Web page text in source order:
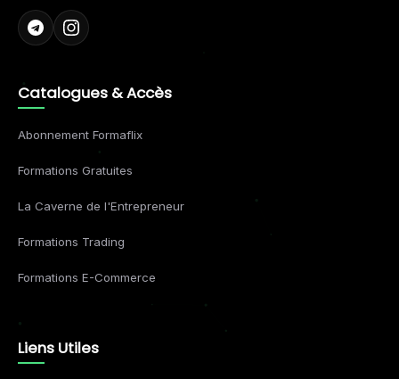
Catalogues & Accès
Abonnement Formaflix
Formations Gratuites
La Caverne de l'Entrepreneur
Formations Trading
Formations E-Commerce
Liens Utiles